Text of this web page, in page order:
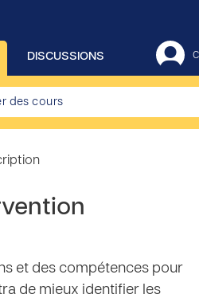
DISCUSSIONS
et des compétences pour
de mieux identifier les